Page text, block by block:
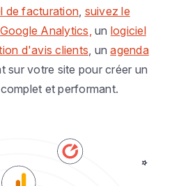
de facturation, suivez le
Analytics, un logiciel
d'avis clients, unagenda
sur votre site pour créer un
et performant.